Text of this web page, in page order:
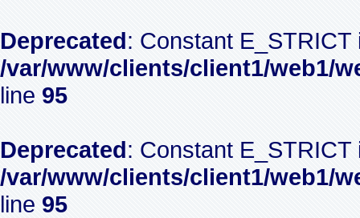
Deprecated: Constant
/var/www/clients/client1/web1/
line 95
Deprecated: Constant
/var/www/clients/client1/web1/
line 95